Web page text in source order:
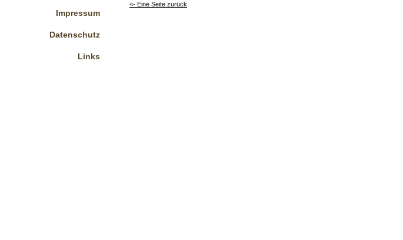
Impressum
Datenschutz
Links
<- Eine Seite zurück